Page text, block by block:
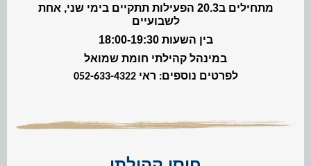
מתחילים ב20.3 הפעילות תתקיים בימי שני, אחת
לשבועיים
בין השעות 18:00-19:30
במינהל קהילתי חומת שמואל
לפרטים נוספים: ראי 052-633-4322